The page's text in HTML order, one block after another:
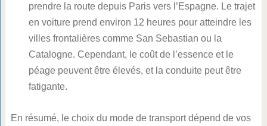
prendre la route depuis Paris vers l’Espagne. Le trajet
en voiture prend environ 12 heures pour atteindre les
villes frontalières comme San Sebastian ou la
Catalogne. Cependant, le coût de l’essence et le
péage peuvent être élevés, et la conduite peut être
fatigante.
En résumé, le choix du mode de transport dépend de vos